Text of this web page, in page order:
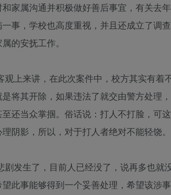
和家属沟通并积极做好善后事宜，有关去
事，学校也高度重视，并且还成立了调
的安抚工作。
来讲，在此次案件中，校方其实有着
是将其开除，如果违法了就交由警方处理
至还当众掌掴。俗话说：打人不打脸，可
阴影，所以，对于打人者绝对不能轻饶。
生了，目前人已经没了，说再多也就
此事能够得到一个妥善处理，希望该涉